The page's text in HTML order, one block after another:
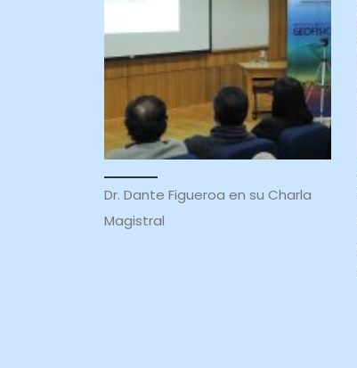
Dr. Dante Figueroa en su Charla
Magistral